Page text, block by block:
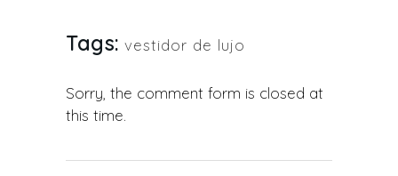
Tags: vestidor de lujo
Sorry, the comment form is closed at
this time.